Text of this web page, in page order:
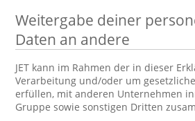
Weitergabe deiner
Daten an andere
JET kann im Rahmen der in dieser
Verarbeitung und/oder um
erfüllen, mit anderen Unternehmen
Gruppe sowie sonstigen Dritten